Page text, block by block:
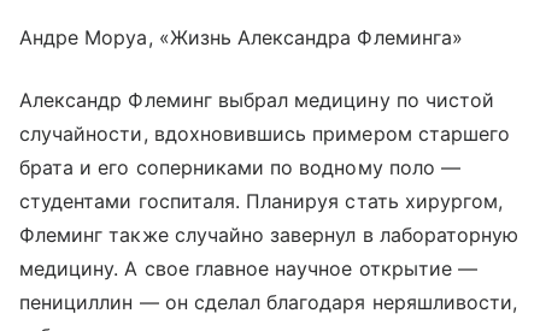
Андре Моруа, «Жизнь Александра Флеминга»
Александр Флеминг выбрал медицину по чистой
случайности, вдохновившись примером старшего
брата и его соперниками по водному поло —
студентами госпиталя. Планируя стать хирургом,
Флеминг также случайно завернул в лабораторную
медицину. А свое главное научное открытие —
пенициллин — он сделал благодаря неряшливости,